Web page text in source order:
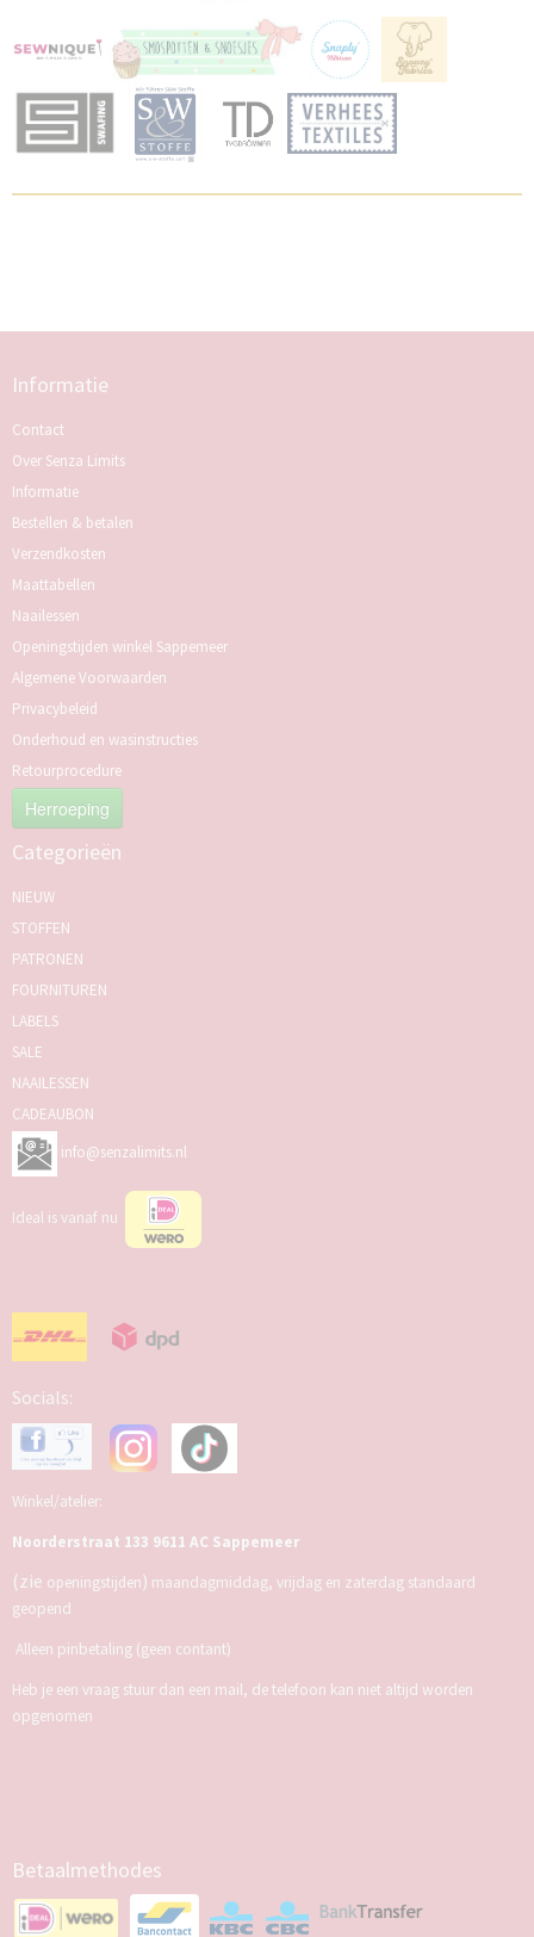
Informatie
Contact
Over Senza Limits
Informatie
Bestellen & betalen
Verzendkosten
Maattabellen
Naailessen
Openingstijden winkel Sappemeer
Algemene Voorwaarden
Privacybeleid
Onderhoud en wasinstructies
Retourprocedure
Herroeping
Categorieën
NIEUW
STOFFEN
PATRONEN
FOURNITUREN
LABELS
SALE
NAAILESSEN
CADEAUBON
info@senzalimits.nl
Ideal is vanaf nu
Socials:
Winkel/atelier:
Noorderstraat 133 9611 AC Sappemeer
(zie openingstijden) maandagmiddag, vrijdag en zaterdag standaard
geopend
Alleen pinbetaling (geen contant)
Heb je een vraag stuur dan een mail, de telefoon kan niet altijd worden
opgenomen
Betaalmethodes